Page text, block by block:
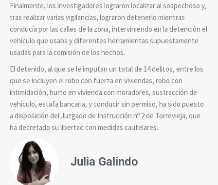
Finalmente, los investigadores lograron localizar al sospechoso y,
tras realizar varias vigilancias, lograron detenerlo mientras
conducía por las calles de la zona, interviniendo en la detención el
vehículo que usaba y diferentes herramientas supuestamente
usadas para la comisión de los hechos.
El detenido, al que se le imputan un total de 14 delitos, entre los
que se incluyen el robo con fuerza en viviendas, robo con
intimidación, hurto en vivienda con moradores, sustracción de
vehículo, estafa bancaria, y conducir sin permiso, ha sido puesto
a disposición del Juzgado de Instrucción nº 2 de Torrevieja, que
ha decretado su libertad con medidas cautelares.
Julia Galindo